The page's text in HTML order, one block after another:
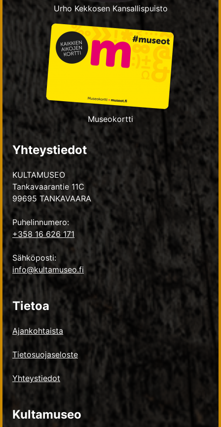
Urho Kekkosen Kansallispuisto
Museokortti
Yhteystiedot
KULTAMUSEO
Tankavaarantie 11C
99695 TANKAVAARA
Puhelinnumero:
+358 16 626 171
Sähköposti:
info@kultamuseo.fi
Tietoa
Ajankohtaista
Tietosuojaseloste
Yhteystiedot
Kultamuseo